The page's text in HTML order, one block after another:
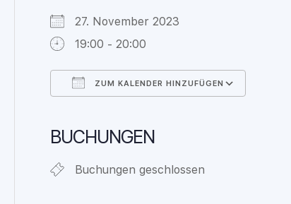
27. November 2023
19:00 - 20:00
ZUM KALENDER HINZUFÜGEN
BUCHUNGEN
Buchungen geschlossen